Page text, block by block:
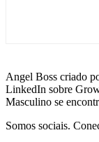
Angel Boss criado
LinkedIn sobre
Masculino se
Somos sociais.